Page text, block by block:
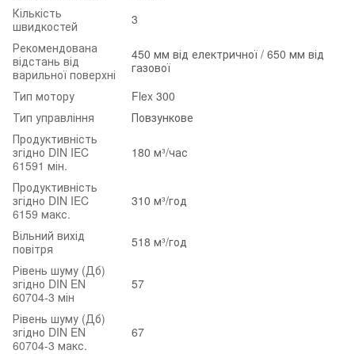
Кількість
швидкостей
3
Рекомендована
відстань від
варильної поверхні
450 мм від електричної / 650 мм від
газової
Тип мотору
Flex 300
Тип управління
Повзункове
Продуктивність
згідно DIN IEC
61591 мін.
180 м³/час
Продуктивність
згідно DIN IEC
6159 макс.
310 м³/год
Вільний вихід
повітря
518 м³/год
Рівень шуму (Дб)
згідно DIN EN
60704-3 мін
57
Рівень шуму (Дб)
згідно DIN EN
60704-3 макс.
67